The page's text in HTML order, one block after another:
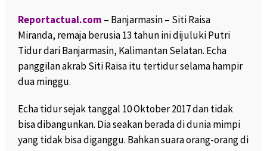
Reportactual.com – Banjarmasin – Siti Raisa
Miranda, remaja berusia 13 tahun ini dijuluki Putri
Tidur dari Banjarmasin, Kalimantan Selatan. Echa
panggilan akrab Siti Raisa itu tertidur selama hampir
dua minggu.
Echa tidur sejak tanggal 10 Oktober 2017 dan tidak
bisa dibangunkan. Dia seakan berada di dunia mimpi
yang tidak bisa diganggu. Bahkan suara orang-orang di